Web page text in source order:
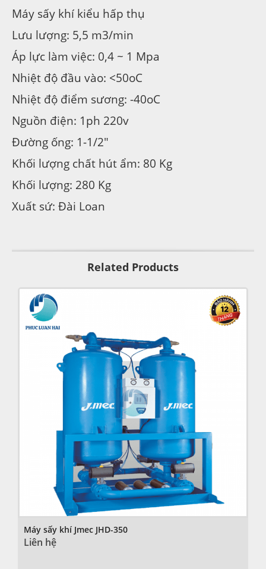
Máy sấy khí kiểu hấp thụ
Lưu lượng: 5,5 m3/min
Áp lực làm việc: 0,4 ~ 1 Mpa
Nhiệt độ đầu vào: <50oC
Nhiệt độ điểm sương: -40oC
Nguồn điện: 1ph 220v
Đường ống: 1-1/2″
Khối lượng chất hút ẩm: 80 Kg
Khối lượng: 280 Kg
Xuất sứ: Đài Loan
Related Products
Máy sấy khí Jmec JHD-350
Liên hệ